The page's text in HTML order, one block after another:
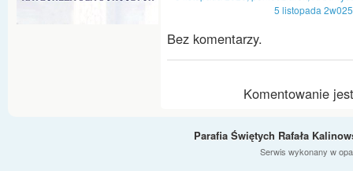
5 listopada
Bez komentarzy.
Komentowanie
Parafia Świętych Rafała
Serwis wykonany w